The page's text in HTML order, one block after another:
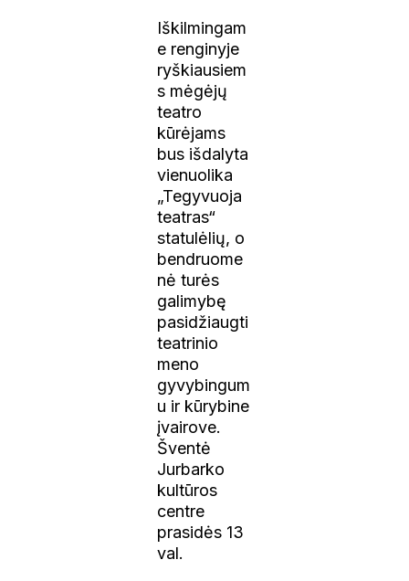
Iškilmingam
e renginyje
ryškiausiem
s mėgėjų
teatro
kūrėjams
bus išdalyta
vienuolika
„Tegyvuoja
teatras“
statulėlių, o
bendruome
nė turės
galimybę
pasidžiaugti
teatrinio
meno
gyvybingum
u ir kūrybine
įvairove.
Šventė
Jurbarko
kultūros
centre
prasidės 13
val.